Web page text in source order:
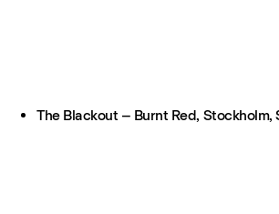
The Blackout – Burnt Red, Stockholm,